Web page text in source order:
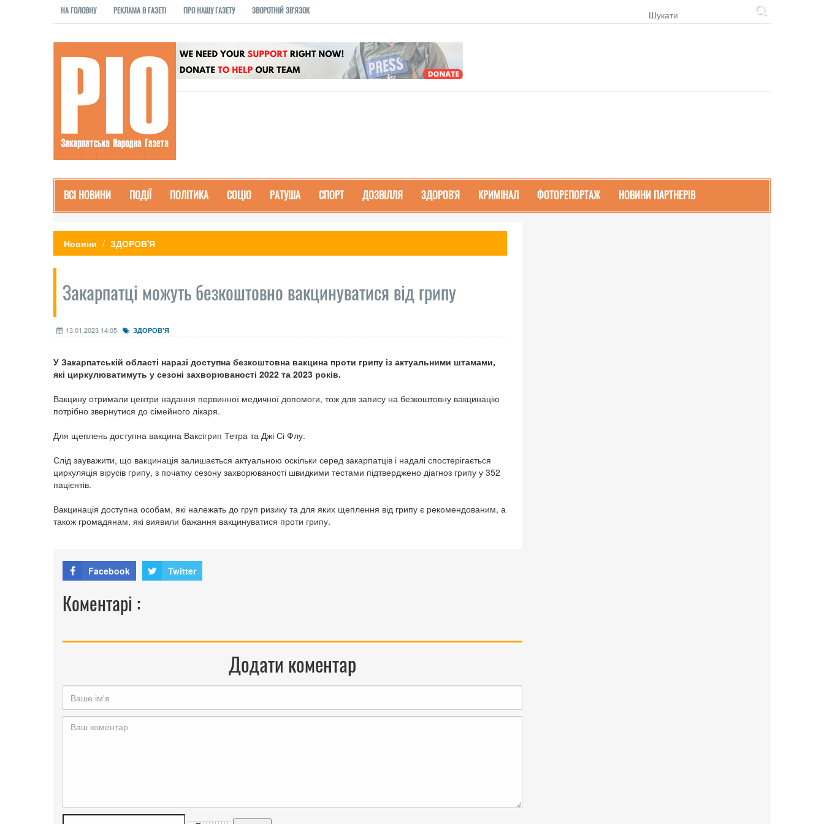
НА ГОЛОВНУ РЕКЛАМА В ГАЗЕТІ ПРО НАШУ ГАЗЕТУ ЗВОРОТНІЙ ЗВ'ЯЗОК
ВСІ НОВИНИ ПОДІЇ ПОЛІТИКА СОЦІО РАТУША СПОРТ ДОЗВІЛЛЯ ЗДОРОВ'Я КРИМІНАЛ ФОТОРЕПОРТАЖ НОВИНИ ПАРТНЕРІВ
Новини ЗДОРОВ'Я
Закарпатці можуть безкоштовно вакцинуватися від грипу
13.01.2023 14:05 ЗДОРОВ'Я
У Закарпатській області наразі доступна безкоштовна вакцина проти грипу із актуальними штамами,
які циркулюватимуть у сезоні захворюваності 2022 та 2023 років.
Вакцину отримали центри надання первинної медичної допомоги, тож для запису на безкоштовну вакцинацію
потрібно звернутися до сімейного лікаря.
Для щеплень доступна вакцина Ваксігрип Тетра та Джі Сі Флу.
Слід зауважити, що вакцинація залишається актуальною оскільки серед закарпатців і надалі спостерігається
циркуляція вірусів грипу, з початку сезону захворюваності швидкими тестами підтверджено діагноз грипу у 352
пацієнтів.
Вакцинація доступна особам, які належать до груп ризику та для яких щеплення від грипу є рекомендованим, а
також громадянам, які виявили бажання вакцинуватися проти грипу.
Facebook Twitter
Коментарі :
Додати коментар